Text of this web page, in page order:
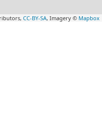
CC-BY-SA, Imagery © Mapbox